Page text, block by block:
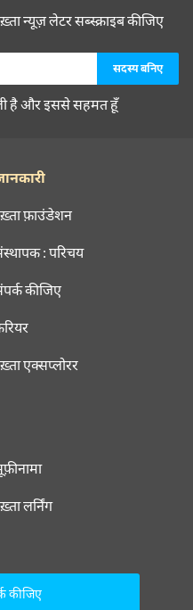
न्यूज़ लेटर सब्स्क्राइब कीजिए
है और इससे सहमत हूँ
फ़ाउंडेशन
: परिचय
कीजिए
एक्सप्लोरर
लर्निंग
कीजिए